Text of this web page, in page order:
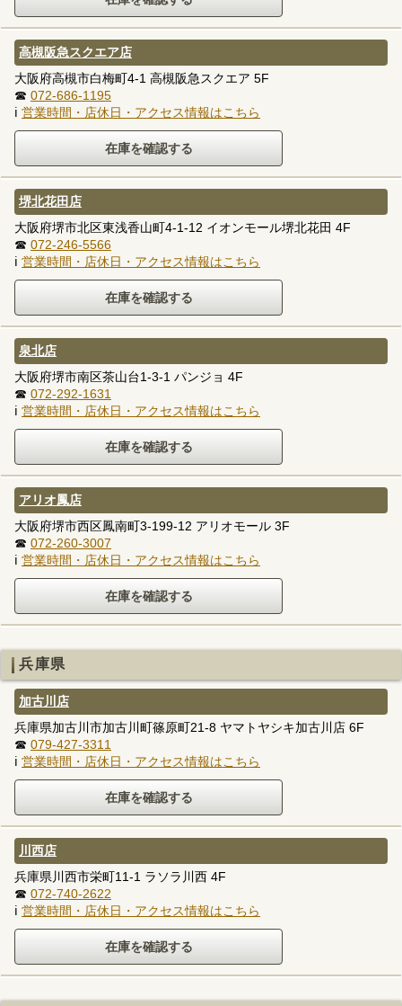
高槻阪急スクエア店
大阪府高槻市白梅町4-1 高槻阪急スクエア 5F
☎ 072-686-1195
ℹ 営業時間・店休日・アクセス情報はこちら
堺北花田店
大阪府堺市北区東浅香山町4-1-12 イオンモール堺北花田 4F
☎ 072-246-5566
ℹ 営業時間・店休日・アクセス情報はこちら
泉北店
大阪府堺市南区茶山台1-3-1 パンジョ 4F
☎ 072-292-1631
ℹ 営業時間・店休日・アクセス情報はこちら
アリオ鳳店
大阪府堺市西区鳳南町3-199-12 アリオモール 3F
☎ 072-260-3007
ℹ 営業時間・店休日・アクセス情報はこちら
兵庫県
加古川店
兵庫県加古川市加古川町篠原町21-8 ヤマトヤシキ加古川店 6F
☎ 079-427-3311
ℹ 営業時間・店休日・アクセス情報はこちら
川西店
兵庫県川西市栄町11-1 ラソラ川西 4F
☎ 072-740-2622
ℹ 営業時間・店休日・アクセス情報はこちら